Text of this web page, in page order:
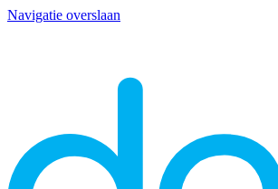
Navigatie overslaan